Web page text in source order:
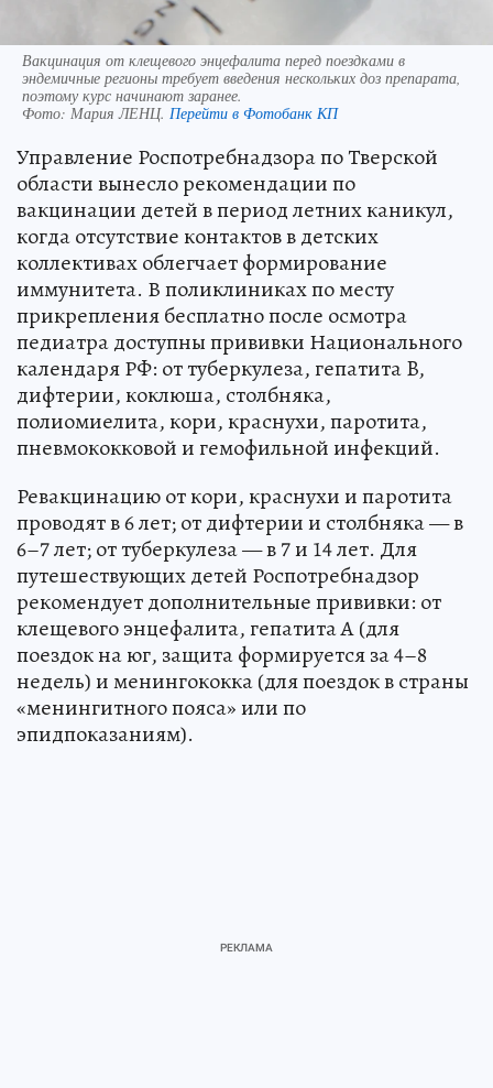
Вакцинация от клещевого энцефалита перед поездками в
эндемичные регионы требует введения нескольких доз препарата,
поэтому курс начинают заранее.
Фото: Мария ЛЕНЦ. Перейти в Фотобанк КП
Управление Роспотребнадзора по Тверской
области вынесло рекомендации по
вакцинации детей в период летних каникул,
когда отсутствие контактов в детских
коллективах облегчает формирование
иммунитета. В поликлиниках по месту
прикрепления бесплатно после осмотра
педиатра доступны прививки Национального
календаря РФ: от туберкулеза, гепатита B,
дифтерии, коклюша, столбняка,
полиомиелита, кори, краснухи, паротита,
пневмококковой и гемофильной инфекций.
Ревакцинацию от кори, краснухи и паротита
проводят в 6 лет; от дифтерии и столбняка — в
6–7 лет; от туберкулеза — в 7 и 14 лет. Для
путешествующих детей Роспотребнадзор
рекомендует дополнительные прививки: от
клещевого энцефалита, гепатита A (для
поездок на юг, защита формируется за 4–8
недель) и менингококка (для поездок в страны
«менингитного пояса» или по
эпидпоказаниям).